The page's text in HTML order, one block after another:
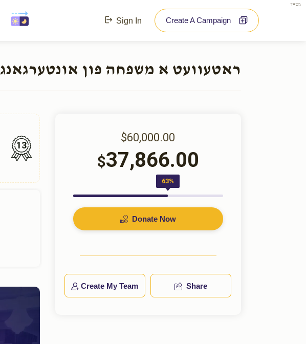
בס"ד
Sign In Create A Campaign
ראטעוועט א משפחה פון אונטערגאנג
13
$60,000.00
$37,866.00
63%
Donate Now
Create My Team Share